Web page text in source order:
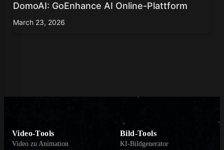
DomoAI: GoEnhance AI Online-Plattform
March 23, 2026
Video-Tools
Video zu Animation
Bild-Tools
KI-Bildgenerator